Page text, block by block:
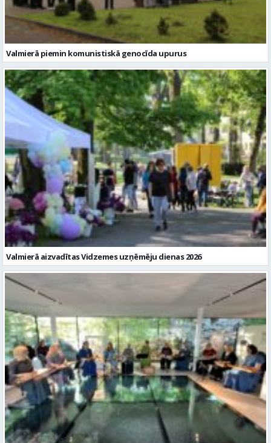
Valmierā piemin komunistiskā genocīda upurus
Valmierā aizvadītas Vidzemes uzņēmēju dienas 2026